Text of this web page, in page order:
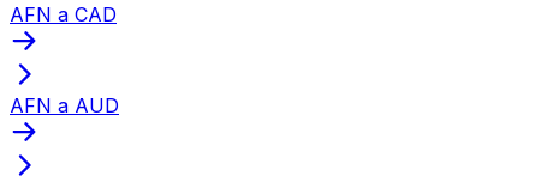
AFN a CAD
AFN a AUD